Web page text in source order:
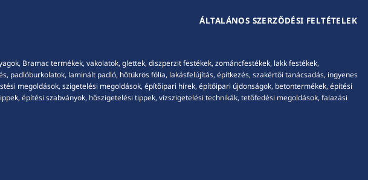
ÁLTALÁNOS SZERZŐDÉSI FELTÉTELEK
Bramac termékek, vakolatok, glettek, diszperzit festékek, zománcfestékek, lakk festékek,
padlóburkolatok, laminált padló, hőtükrös fólia, lakásfelújítás, építkezés, szakértői tanácsadás, ingyenes
megoldások, szigetelési megoldások, építőipari hírek, építőipari újdonságok, betontermékek, építési
építési szabványok, hőszigetelési tippek, vízszigetelési technikák, tetőfedési megoldások, falazási